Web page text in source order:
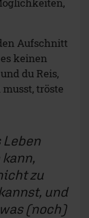
Aufschnitt
keinen
du Reis,
tröste
zu
und
(noch)